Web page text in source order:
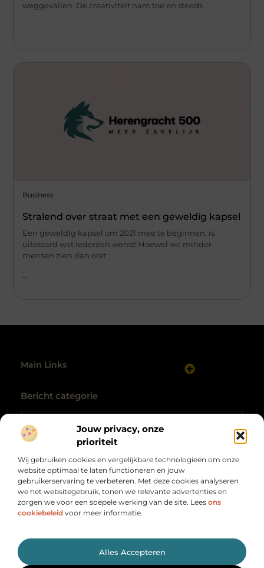
Jouw privacy, onze
prioriteit
Wij gebruiken cookies en vergelijkbare technologieën om onze
website optimaal te laten functioneren en jouw
gebruikerservaring te verbeteren. Met deze cookies analyseren
we het websitegebruik, tonen we relevante advertenties en
zorgen we voor een soepele werking van de site. Lees ons
cookiebeleid voor meer informatie.
Alles Accepteren
weggevallen. De creativiteit nam toe en steeds
Business
Stralend over straat met een geweldig kapsel
Een geweldig kapsel om 2021 mee te beginnen, is
uiteraard wat iedereen wenst! Hoewel we minder
mensen zien dan ooit
Main Links
Bericht categorie
Alles wat je nodig hebt, op één plek
verzameld.
@2025 All Right Reserved. Design bywww.herengracht500.nl.